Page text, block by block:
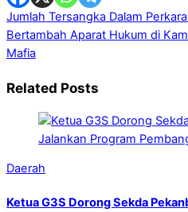
Jumlah Tersangka Dalam
Bertambah Aparat Hukum di
Mafia
Related Posts
Daerah
Ketua G3S Dorong Sekda